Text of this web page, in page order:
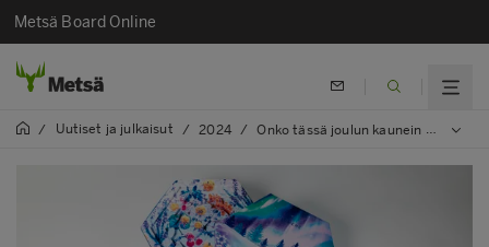
Metsä Board Online
/ Uutiset ja julkaisut / 2024 / Onko tässä joulun kaunein kosmetiikkakalenteri? LUMENEn, Metsä Boardin ja Van Genechtenin yhteistyönä syntyneen joulukalenterin uniikki rakenne tekee siitä erityisen näyttävän